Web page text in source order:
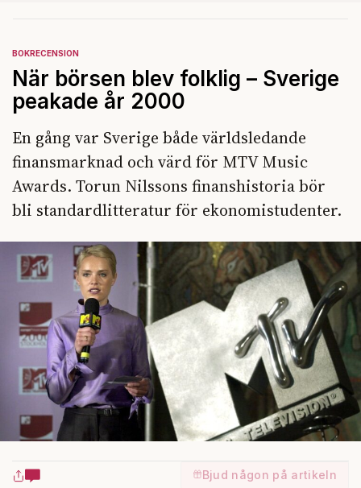
BOKRECENSION
När börsen blev folklig – Sverige
peakade år 2000
En gång var Sverige både världsledande
finansmarknad och värd för MTV Music
Awards. Torun Nilssons finanshistoria bör
bli standardlitteratur för ekonomistudenter.
Bjud någon på artikeln